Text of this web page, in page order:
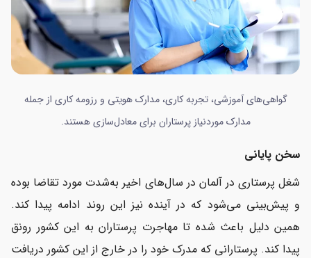
گواهی‌‌های آموزشی، تجربه کاری، مدارک هویتی و رزومه کاری از جمله
مدارک موردنیاز پرستاران برای معادل‌سازی هستند.
سخن پایانی
شغل پرستاری در آلمان در سال‌های اخیر به‌شدت مورد تقاضا بوده
و پیش‌بینی می‌شود که در آینده نیز این روند ادامه پیدا کند.
همین دلیل باعث شده تا مهاجرت پرستاران به این کشور رونق
پیدا کند. پرستارانی که مدرک خود را در خارج از این کشور دریافت